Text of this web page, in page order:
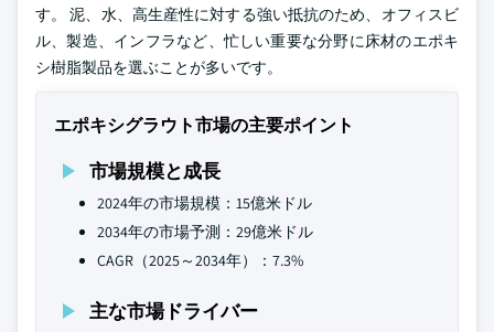
す。 泥、水、高生産性に対する強い抵抗のため、オフィスビ
ル、製造、インフラなど、忙しい重要な分野に床材のエポキ
シ樹脂製品を選ぶことが多いです。
エポキシグラウト市場の主要ポイント
市場規模と成長
2024年の市場規模：15億米ドル
2034年の市場予測：29億米ドル
CAGR（2025～2034年）：7.3%
主な市場ドライバー